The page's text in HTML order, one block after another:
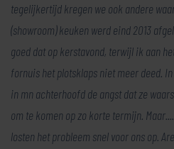
tegelijkertijd kregen we ook andere
(showroom) keuken werd eind 2013
goed dat op kerstavond, terwijl ik aan
fornuis het plotsklaps niet meer deed.
in mn achterhoofd de angst dat ze
om te komen op zo korte termijn.
losten het probleem snel voor ons op.